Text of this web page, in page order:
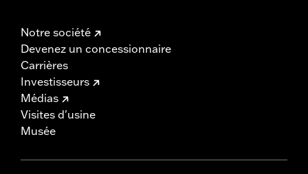
Notre société
Devenez un concessionnaire
Carrières
Investisseurs
Médias
Visites d'usine
Musée